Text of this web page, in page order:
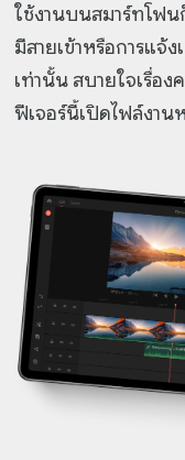
ใช้งานบนสมาร์ทโฟน
มีสายเข้าหรือการแจ้
เท่านั้น สบายใจเรื่อง
ฟีเจอร์นี้เปิดไฟล์งา